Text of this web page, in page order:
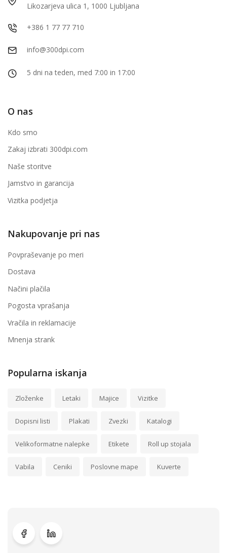
Likozarjeva ulica 1, 1000 Ljubljana
+386 1 77 77 710
info@300dpi.com
5 dni na teden, med 7:00 in 17:00
O nas
Kdo smo
Zakaj izbrati 300dpi.com
Naše storitve
Jamstvo in garancija
Vizitka podjetja
Nakupovanje pri nas
Povpraševanje po meri
Dostava
Načini plačila
Pogosta vprašanja
Vračila in reklamacije
Mnenja strank
Popularna iskanja
Zloženke Letaki Majice Vizitke
Dopisni listi Plakati Zvezki Katalogi
Velikoformatne nalepke Etikete Roll up stojala
Vabila Ceniki Poslovne mape Kuverte